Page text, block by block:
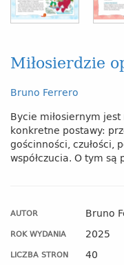
Miłosierdzie
Bruno Ferrero
Bycie miłosiernym
konkretne postawy:
gościnności, czułości,
współczucia. O tym są
AUTOR Bruno
ROK WYDANIA 2025
LICZBA STRON 40